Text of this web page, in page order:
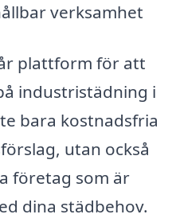
verksamhet
plattform för att
industristädning i
bara kostnadsfria
utan också
företag som är
dina städbehov.